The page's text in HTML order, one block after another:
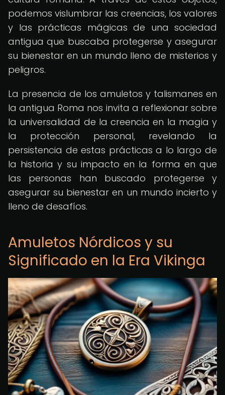
podemos vislumbrar las creencias, los valores
y las prácticas mágicas de una sociedad
antigua que buscaba protegerse y asegurar
su bienestar en un mundo lleno de misterios y
peligros.
La presencia de los amuletos y talismanes en
la antigua Roma nos invita a reflexionar sobre
la universalidad de la creencia en la magia y
la protección personal, revelando la
persistencia de estas prácticas a lo largo de
la historia y su impacto en la forma en que
las personas han buscado protegerse y
asegurar su bienestar en un mundo incierto y
lleno de desafíos.
Amuletos Nórdicos y su
Significado en la Era Vikinga